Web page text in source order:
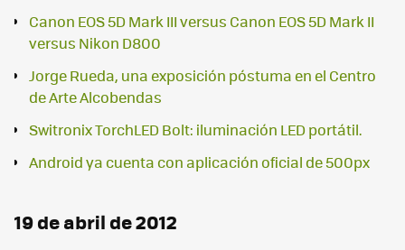
Canon EOS 5D Mark III versus Canon EOS 5D Mark II
versus Nikon D800
Jorge Rueda, una exposición póstuma en el Centro
de Arte Alcobendas
Switronix TorchLED Bolt: iluminación LED portátil.
Android ya cuenta con aplicación oficial de 500px
19 de abril de 2012